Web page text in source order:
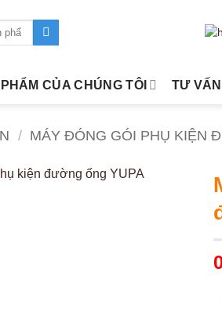
CỦA CHÚNG TÔI TƯ
/ MÁY ĐÓNG GÓI PHỤ KIỆN